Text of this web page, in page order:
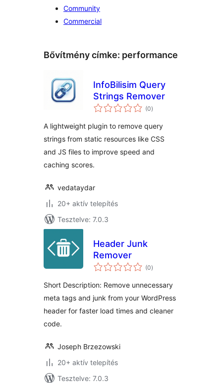
Community
Commercial
Bővítmény címke: performance
InfoBilisim Query
Strings Remover
(0értékelés
összesen
)
A lightweight plugin to remove query
strings from static resources like CSS
and JS files to improve speed and
caching scores.
vedataydar
20+ aktív telepítés
Tesztelve: 7.0.3
Header Junk
Remover
(0értékelés
összesen
)
Short Description: Remove unnecessary
meta tags and junk from your WordPress
header for faster load times and cleaner
code.
Joseph Brzezowski
20+ aktív telepítés
Tesztelve: 7.0.3